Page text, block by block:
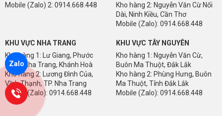
Mobile (Zalo) 2: 0914.668.448
Kho hàng 2: Nguyễn Văn Cừ Nối
Dài, Ninh Kiều, Cần Thơ
Mobile (Zalo): 0914.668.448
KHU VỰC NHA TRANG
Kho hàng 1: Lư Giang, Phước
Thuỷ, Nha Trang, Khánh Hoà
Kho hàng 2: Lương Đình Của,
Vĩnh Thạnh, TP. Nha Trang
Mobile (Zalo): 0914.668.448
KHU VỰC TÂY NGUYÊN
Kho hàng 1: Nguyễn Văn Cừ,
Buôn Ma Thuột, Đắk Lắk
Kho hàng 2: Phùng Hưng, Buôn
Ma Thuột, Tỉnh Đắk Lắk
Mobile (Zalo): 0914.668.448
Zalo